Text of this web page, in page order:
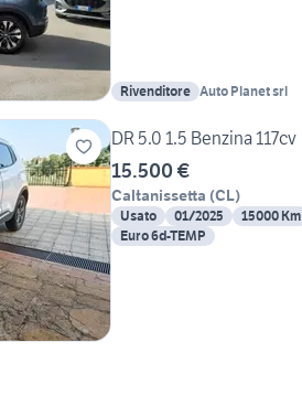
Rivenditore Auto Planet srl
DR 5.0 1.5 Benzina 117cv
15.500 €
Caltanissetta (CL)
Usato 01/2025 15000 Km
Euro 6d-TEMP